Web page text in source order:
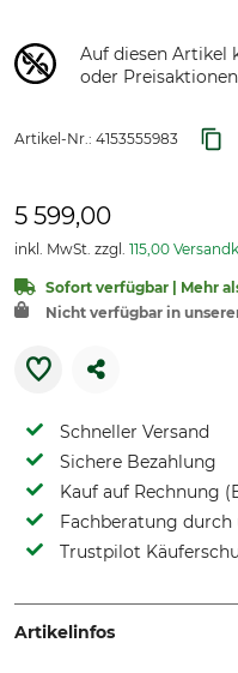
Auf diesen Artikel
oder
Artikel-Nr.: 4153555983
5 599,00
inkl. MwSt. zzgl. 115,00
Sofort verfügbar | Mehr
Nicht verfügbar in
Schneller Versand
Sichere Bezahlung
Kauf auf Rechnung
Fachberatung durch
Trustpilot
Artikelinfos